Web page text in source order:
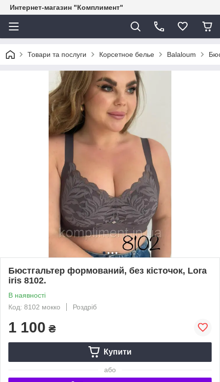
Интернет-магазин "Комплимент"
Товари та послуги Корсетное белье Balaloum
Бюстгальтер формований, без кісточок, Lora
iris 8102.
В наявності
Код: 8102 мокко
Роздріб
1 100 ₴
Купити
або